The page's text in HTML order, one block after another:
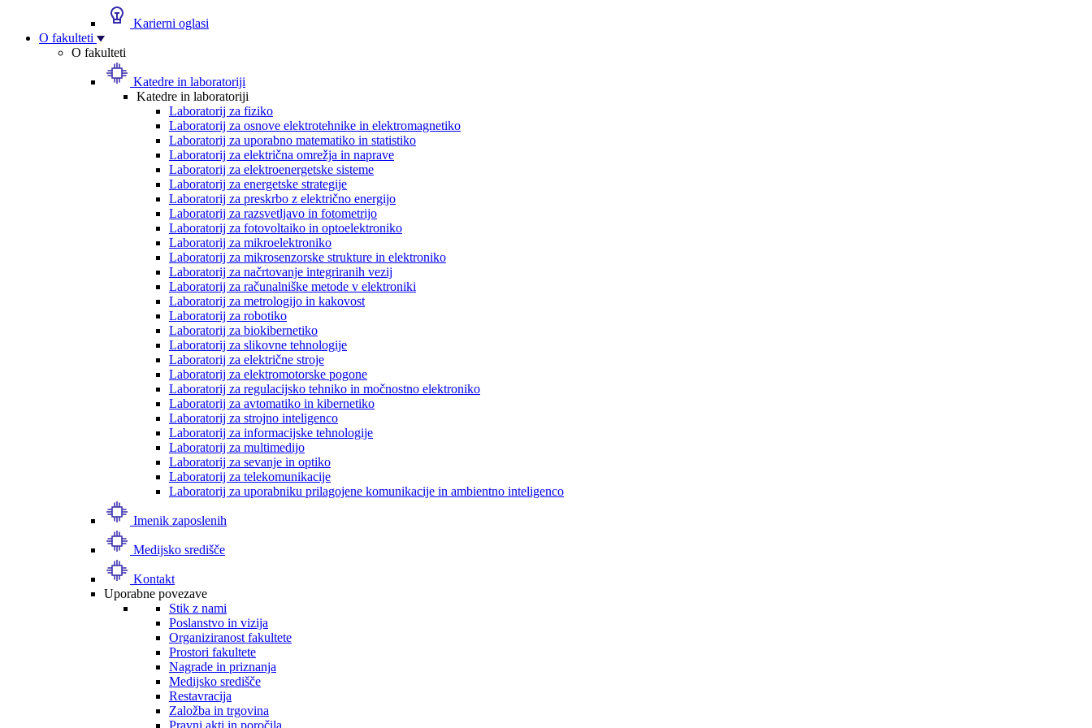
Karierni oglasi
O fakulteti
O fakulteti
Katedre in laboratoriji
Katedre in laboratoriji
Laboratorij za fiziko
Laboratorij za osnove elektrotehnike in elektromagnetiko
Laboratorij za uporabno matematiko in statistiko
Laboratorij za električna omrežja in naprave
Laboratorij za elektroenergetske sisteme
Laboratorij za energetske strategije
Laboratorij za preskrbo z električno energijo
Laboratorij za razsvetljavo in fotometrijo
Laboratorij za fotovoltaiko in optoelektroniko
Laboratorij za mikroelektroniko
Laboratorij za mikrosenzorske strukture in elektroniko
Laboratorij za načrtovanje integriranih vezij
Laboratorij za računalniške metode v elektroniki
Laboratorij za metrologijo in kakovost
Laboratorij za robotiko
Laboratorij za biokibernetiko
Laboratorij za slikovne tehnologije
Laboratorij za električne stroje
Laboratorij za elektromotorske pogone
Laboratorij za regulacijsko tehniko in močnostno elektroniko
Laboratorij za avtomatiko in kibernetiko
Laboratorij za strojno inteligenco
Laboratorij za informacijske tehnologije
Laboratorij za multimedijo
Laboratorij za sevanje in optiko
Laboratorij za telekomunikacije
Laboratorij za uporabniku prilagojene komunikacije in ambientno inteligenco
Imenik zaposlenih
Medijsko središče
Kontakt
Uporabne povezave
Stik z nami
Poslanstvo in vizija
Organiziranost fakultete
Prostori fakultete
Nagrade in priznanja
Medijsko središče
Restavracija
Založba in trgovina
Pravni akti in poročila